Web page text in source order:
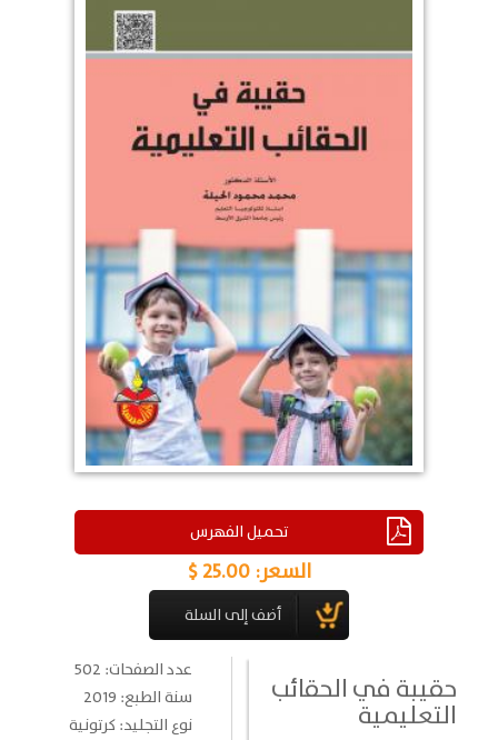
تحميل الفهرس
السعر:25.00 $
حقيبة في الحقائب
التعليمية
عدد الصفحات: 502
سنة الطبع: 2019
نوع التجليد: كرتونية